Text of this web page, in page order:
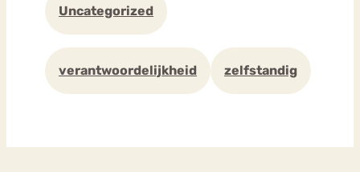
Uncategorized
verantwoordelijkheid zelfstandig